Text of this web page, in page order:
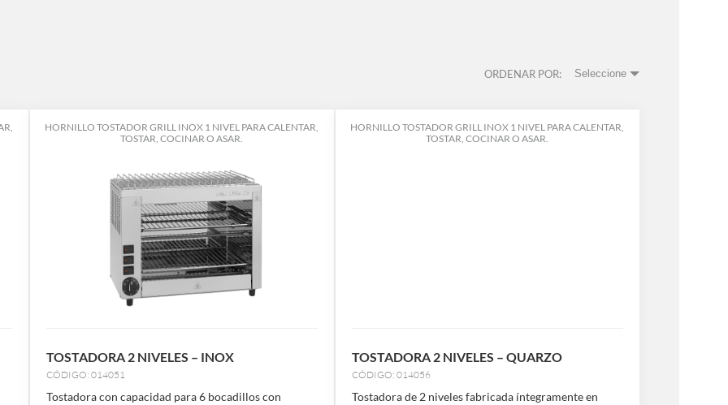
ORDENAR POR: Seleccione
HORNILLO TOSTADOR GRILL INOX 1 NIVEL PARA CALENTAR,
TOSTAR, COCINAR O ASAR.
TOSTADORA 2 NIVELES – INOX
CÓDIGO: 014051
Tostadora con capacidad para 6 bocadillos con
HORNILLO TOSTADOR GRILL INOX 1 NIVEL PARA CALENTAR,
TOSTAR, COCINAR O ASAR.
TOSTADORA 2 NIVELES – QUARZO
CÓDIGO: 014056
Tostadora de 2 niveles fabricada íntegramente en